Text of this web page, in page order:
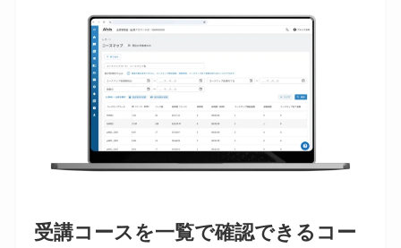
受講コースを一覧で確認できるコー